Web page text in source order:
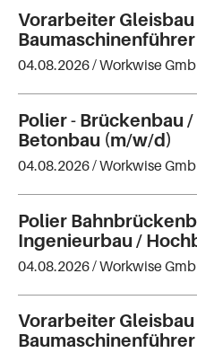
Vorarbeiter Gleisbau
04.08.2026 /Workwise
Polier - Brückenbau
Betonbau (m/w/d)
04.08.2026 /Workwise
Polier
Ingenieurbau /
04.08.2026 /Workwise
Vorarbeiter Gleisbau